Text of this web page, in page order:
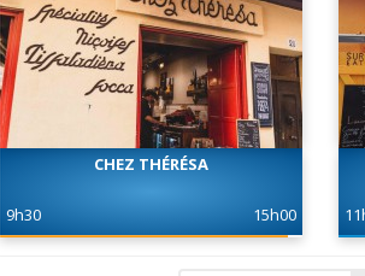
CHEZ THÉRÉSA
9h30 15h00